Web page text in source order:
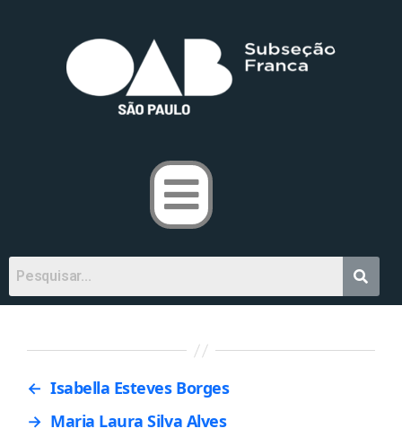
← Isabella Esteves Borges
→ Maria Laura Silva Alves